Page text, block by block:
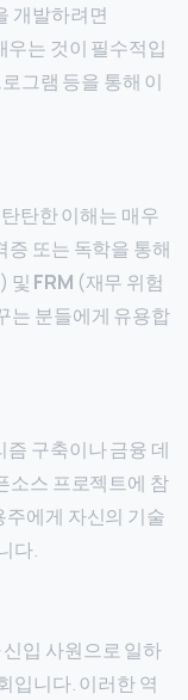
개발하려면
는 것이 필수적입
그램 등을 통해 이
탄한 이해는 매우
또는 독학을 통해
및 FRM (재무 위험
는 분들에게 유용합
구축이나 금융 데
소스 프로젝트에 참
주에게 자신의 기술
다.
입 사원으로 일하
입니다. 이러한 역